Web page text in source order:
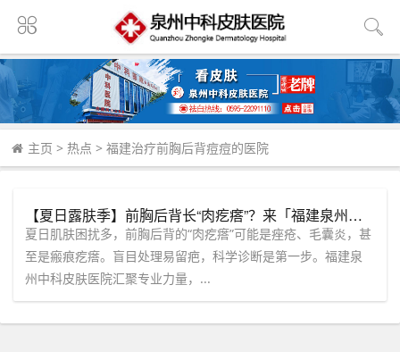
主页 > 热点 > 福建治疗前胸后背痘痘的医院
【夏日露肤季】前胸后背长“肉疙瘩”？来「福建泉州中科皮肤医院」科学战疤不尴尬！
夏日肌肤困扰多，前胸后背的“肉疙瘩”可能是痤疮、毛囊炎，甚
至是瘢痕疙瘩。盲目处理易留疤，科学诊断是第一步。福建泉
州中科皮肤医院汇聚专业力量，...